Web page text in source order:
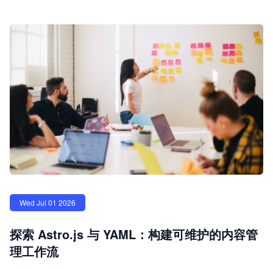
Wed Jul 01 2026
探索 Astro.js 与 YAML：构建可维护的内容管
理工作流